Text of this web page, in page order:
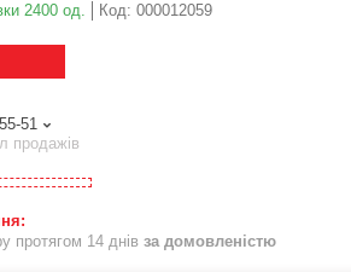
2400 од. Код: 000012059
51
продажів
протягом 14 днів за домовленістю